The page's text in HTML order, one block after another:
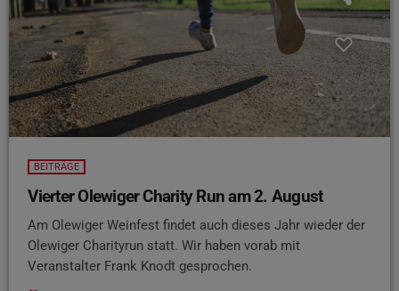
BEITRÄGE
Vierter Olewiger Charity Run am 2. August
Am Olewiger Weinfest findet auch dieses Jahr wieder der
Olewiger Charityrun statt. Wir haben vorab mit
Veranstalter Frank Knodt gesprochen.